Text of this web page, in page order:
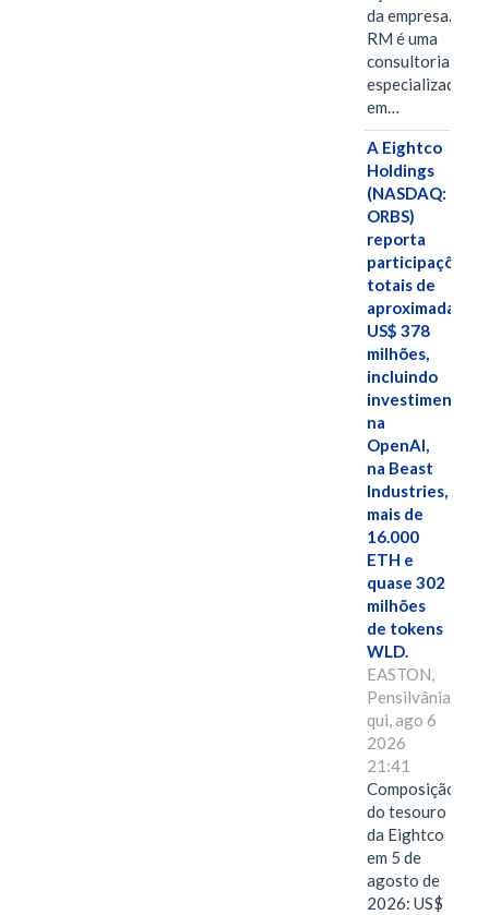
da empresa. A S-
RM é uma
consultoria
especializada
em…
A Eightco
Holdings
(NASDAQ:
ORBS)
reporta
participações
totais de
US$ 378
milhões,
incluindo
investimentos
na
OpenAI,
na Beast
Industries,
mais de
16.000
ETH e
quase 302
milhões
de tokens
WLD.
EASTON,
Pensilvânia,
qui, ago 6
2026
21:41
Composição
do tesouro
da Eightco
em 5 de
agosto de
2026: US$